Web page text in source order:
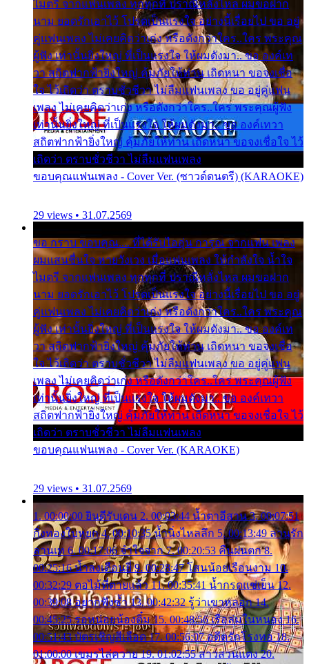
ไมตรี จากแฟนเพลง ทุกทุกที่ ปราณีหลั่งไหล ผมขอฝาก
นาม ยอดรักเอาไว้ โปรดเป็นแรงใจ อย่างนี้เรื่อยไป ขอ อยู่
คู่แฟนเพลง ไม่เคยคิดว่าเก่ง หรือดังกว่าใคร..ใคร พระคุณ
ผู้ฟัง เท่านั้นยิ่งใหญ่ ที่เป็นแรงใจ ให้ผมดังมา.. ขอ องค์เท
วา สถิตฟากฟ้ายิ่งใหญ่ คุ้มภัยให้ท่าน เถิดหนา ขอจงเชื่อ
ใจ ไว้เถิดว่า ตราบชั่วชีวา ไม่ลืมแฟนเพลง ขอ อยู่คู่แฟน
เพลง ไม่เคยคิดว่าเก่ง หรือดังกว่าใคร..ใคร พระคุณผู้ฟัง
เท่านั้นยิ่งใหญ่ ที่เป็นแรงใจ ให้ผมดังมา.. ขอ องค์เทวา
สถิตฟากฟ้ายิ่งใหญ่ คุ้มภัยให้ท่าน เถิดหนา ขอจงเชื่อใจ ไว้
เถิดว่า ตราบชั่วชีวา ไม่ลืมแฟนเพลง
ขอบคุณแฟนเพลง - Cover Ver. (ซาวด์ดนตรี) (KARAOKE)
29 views • 31.07.2569
ขอ กราบ ขอบคุณ.... ที่ได้รับไออุ่น การุณ จากแฟน เพลง
ผมแสนชื่นใจ หายวังเวง เมื่อแฟนเพลง ให้กำลังใจ น้ำใจ
ไมตรี จากแฟนเพลง ทุกทุกที่ ปราณีหลั่งไหล ผมขอฝาก
นาม ยอดรักเอาไว้ โปรดเป็นแรงใจ อย่างนี้เรื่อยไป ขอ อยู่
คู่แฟนเพลง ไม่เคยคิดว่าเก่ง หรือดังกว่าใคร..ใคร พระคุณ
ผู้ฟัง เท่านั้นยิ่งใหญ่ ที่เป็นแรงใจ ให้ผมดังมา.. ขอ องค์เท
วา สถิตฟากฟ้ายิ่งใหญ่ คุ้มภัยให้ท่าน เถิดหนา ขอจงเชื่อ
ใจ ไว้เถิดว่า ตราบชั่วชีวา ไม่ลืมแฟนเพลง ขอ อยู่คู่แฟน
เพลง ไม่เคยคิดว่าเก่ง หรือดังกว่าใคร..ใคร พระคุณผู้ฟัง
เท่านั้นยิ่งใหญ่ ที่เป็นแรงใจ ให้ผมดังมา.. ขอ องค์เทวา
สถิตฟากฟ้ายิ่งใหญ่ คุ้มภัยให้ท่าน เถิดหนา ขอจงเชื่อใจ ไว้
เถิดว่า ตราบชั่วชีวา ไม่ลืมแฟนเพลง
ขอบคุณแฟนเพลง - Cover Ver. (KARAOKE)
29 views • 31.07.2569
1. 00:00:00 ยินดีรับเดน 2. 00:03:44 น้ำตาอีสาน 3. 00:07:51
กิ่งทองใบหยก 4. 00:10:35 น้ำนิ่งไหลลึก 5. 00:13:49 ลานรัก
ลานเท 6. 00:17:06 จำใจจาก 7. 00:20:53 คืนฝนตก 8.
00:25:16 น้ำลงเดือนยี่ 9. 00:28:47 โสนน้อยเรือนงาม 10.
00:32:29 ตอไม้ที่ตายแล้ว 11. 00:35:41 น้ำกรดแช่เย็น 12.
00:39:08 อยากฟังซ้ำ 13. 00:42:32 รู้ว่าเขาหลอก 14.
00:45:25 รอหน่อยน้องติ๋ม 15. 00:48:56 เรือล่มในหนอง 16.
00:51:43 บัตรเชิญสีเลือด 17. 00:56:07 อดีตรักโรงทอ 18.
01:00:00 เขมรไล่ควาย 19. 01:02:55 สาวสวนแตง 20.